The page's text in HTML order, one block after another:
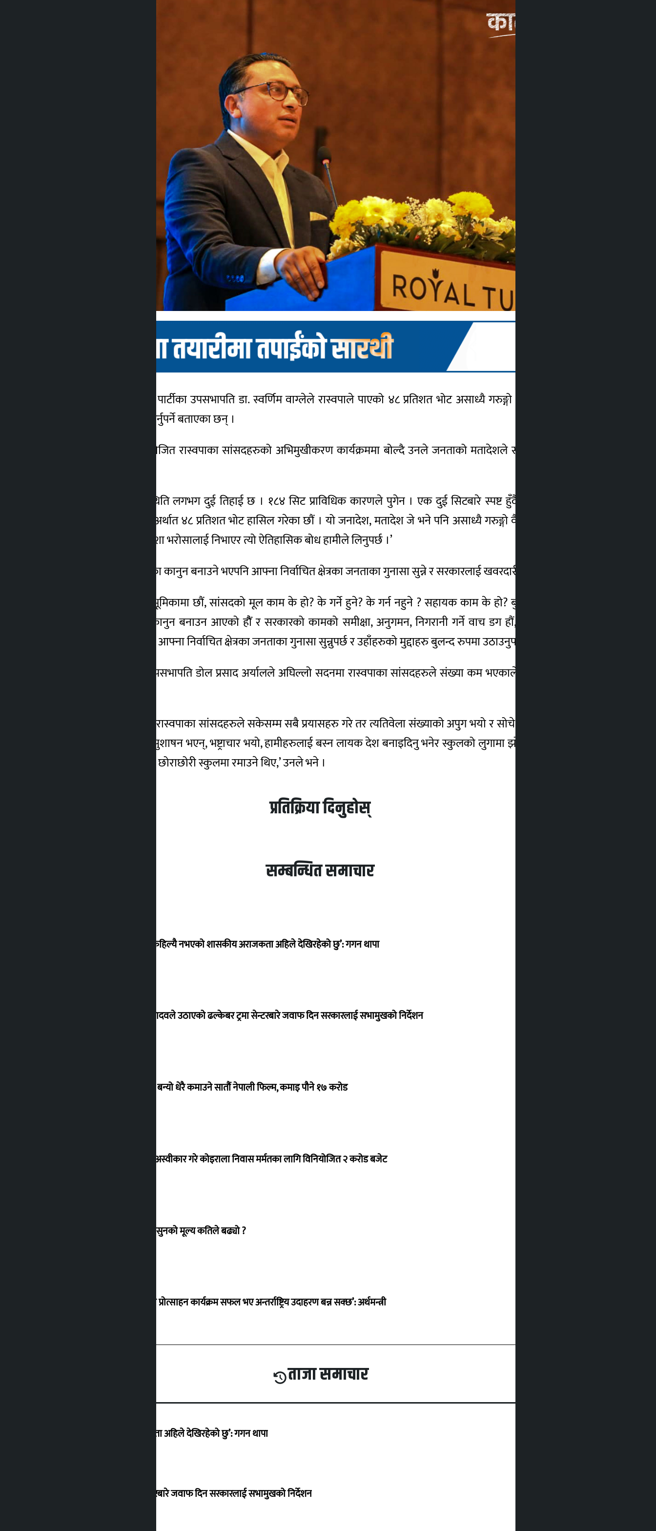
काठमाडौं । राष्ट्रिय स्वतन्त्र पार्टीका उपसभापति डा. स्वर्णिम वाग्लेले रास्वपाले पाएको ४८ प्रतिशत भोट असाध्यै गरुङ्गो वैधता भएको भन्दै त्यसलाई
सम्हालेर ऐतिहासिक बोध गर्नुपर्ने बताएका छन् ।
मंगलबार ललितपुरमा आयोजित रास्वपाका सांसदहरुको अभिमुखीकरण कार्यक्रममा बोल्दै उनले जनताको मतादेशले सबैलाई ऐतिहासिक बोध हुने
उनले भने, ‘अहिले हाम्रो स्थिति लगभग दुई तिहाई छ । १८४ सिट प्राविधिक कारणले पुगेन । एक दुई सिटबारे स्पष्ट हुँदै जाला । तर पपुलर भोटका
हिसाबले हामीले ५१ लाख अर्थात ४८ प्रतिशत भोट हासिल गरेका छौं । यो जनादेश, मतादेश जे भने पनि असाध्यै गरुङ्गो वैधता लिएका छौं र त्यसलाई
सम्हालेर वा जोगाएर यो आशा भरोसालाई निभाएर त्यो ऐतिहासिक बोध हामीले लिनुपर्छ ।’
उनले सांसदको मूख्य भूमिका कानुन बनाउने भएपनि आफ्ना निर्वाचित क्षेत्रका जनताका गुनासा सुन्ने र सरकारलाई खवरदारी गर्नु रहेको बताए ।
‘हामी विधायक सांसदको भूमिकामा छौं, सांसदको मूल काम के हो? के गर्ने हुने? के गर्न नहुने ? सहायक काम के हो? बुझ्न जरुरी छ विज्ञहरुले प्रष्ट
पार्नुहुन्छ, मूल काम हामी कानुन बनाउन आएको हौैं र सरकारको कामको समीक्षा, अनुगमन, निगरानी गर्ने वाच डग हौं, हाम्रै सरकार बनेपनि औंला
उठाउनु, खवरदारी गर्नुपर्छ । आफ्ना निर्वाचित क्षेत्रका जनताका गुनासा सुन्नुपर्छ र उहाँहरुको मुद्दाहरु बुलन्द रुपमा उठाउनुपर्छ,’ उनले भने।
यस्तै, रास्वपाका केन्द्रिय उपसभापति डोल प्रसाद अर्यालले अघिल्लो सदनमा रास्वपाका सांसदहरुले संख्या कम भएकाले नै सोचे जस्तो डेलिभरी गर्न
‘अघिल्लो पटकको सदनमा रास्वपाका सांसदहरुले सकेसम्म सबै प्रयासहरु गरे तर त्यतिवेला संख्याको अपुग भयो र सोचे जस्तो डेलिभरी गर्न सकेनौं ।
हाम्रा छोराछोरीहरु देशमा सुशाषन भएन्, भष्ट्राचार भयो, हामीहरुलाई बस्न लायक देश बनाइदिनु भनेर स्कुलको लुगामा झोला बोकेर सडकमा निस्किए
। हाम्रो संख्या पुगेको भए ति छोराछोरी स्कुलमा रमाउने थिए,’ उनले भने ।
प्रतिक्रिया दिनुहोस्
सम्बन्धित समाचार
‘देशमा कहिल्यै नभएको शासकीय अराजकता अहिले देखिरहेको छु’: गगन थापा
सांसद यादवले उठाएको ढल्केबर ट्रमा सेन्टरबारे जवाफ दिन सरकारलाई सभामुखको निर्देशन
‘गौंथली’ बन्यो धेरै कमाउने सातौं नेपाली फिल्म, कमाइ पौने १७ करोड
शेखरले अस्वीकार गरे कोइराला निवास मर्मतका लागि विनियोजित २ करोड बजेट
शुक्रबार सुनको मूल्य कतिले बढ्यो ?
‘करदाता प्रोत्साहन कार्यक्रम सफल भए अन्तर्राष्ट्रिय उदाहरण बन्न सक्छ’: अर्थमन्त्री
ताजा समाचार
‘देशमा कहिल्यै नभएको शासकीय अराजकता अहिले देखिरहेको छु’: गगन थापा
सांसद यादवले उठाएको ढल्केबर ट्रमा सेन्टरबारे जवाफ दिन सरकारलाई सभामुखको निर्देशन